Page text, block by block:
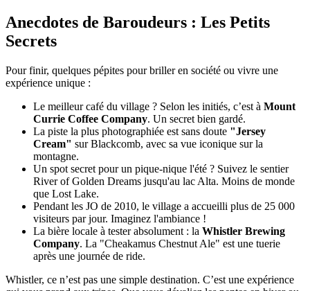
Anecdotes de Baroudeurs : Les Petits
Secrets
Pour finir, quelques pépites pour briller en société ou vivre une
expérience unique :
Le meilleur café du village ? Selon les initiés, c’est à Mount
Currie Coffee Company. Un secret bien gardé.
La piste la plus photographiée est sans doute "Jersey
Cream" sur Blackcomb, avec sa vue iconique sur la
montagne.
Un spot secret pour un pique-nique l'été ? Suivez le sentier
River of Golden Dreams jusqu'au lac Alta. Moins de monde
que Lost Lake.
Pendant les JO de 2010, le village a accueilli plus de 25 000
visiteurs par jour. Imaginez l'ambiance !
La bière locale à tester absolument : la Whistler Brewing
Company. La "Cheakamus Chestnut Ale" est une tuerie
après une journée de ride.
Whistler, ce n’est pas une simple destination. C’est une expérience